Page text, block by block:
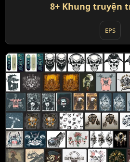
8+ Khung truyện
EPS